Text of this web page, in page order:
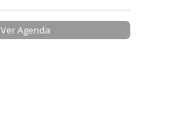
Ver Agenda